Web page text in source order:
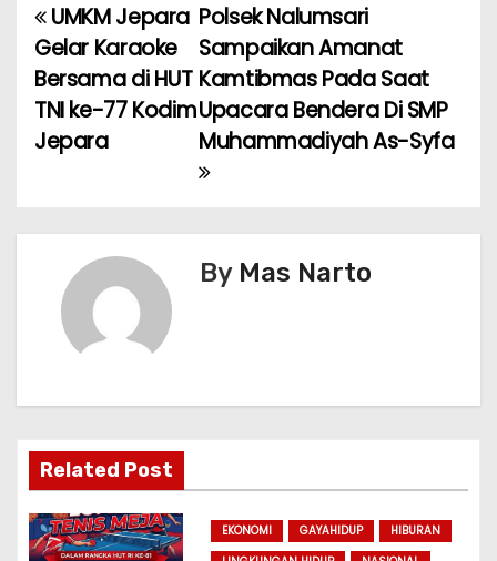
P
o
s
g
a
t
i
Polsek Nalumsari
Sampaikan Amanat
Kamtibmas Pada Saat
Upacara Bendera Di SMP
Muhammadiyah As-Syfa
UMKM Jepara
Gelar Karaoke
Bersama di HUT
TNI ke-77 Kodim
Jepara
By Mas Narto
Related Post
EKONOMI GAYAHIDUP
HIBURAN